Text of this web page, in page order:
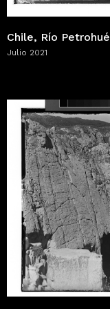
Chile, Río Petrohué
Julio 2021